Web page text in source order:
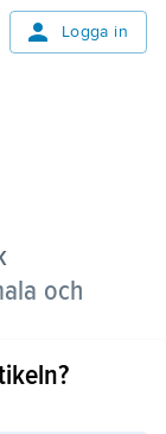
Logga in
och
Rasen